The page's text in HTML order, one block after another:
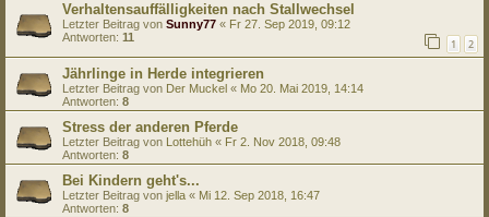
Verhaltensauffälligkeiten nach Stallwechsel
Letzter Beitrag von Sunny77 « Fr 27. Sep 2019, 09:12
Antworten: 11 1 2
Jährlinge in Herde integrieren
Letzter Beitrag von Der Muckel « Mo 20. Mai 2019, 14:14
Antworten: 8
Stress der anderen Pferde
Letzter Beitrag von Lottehüh « Fr 2. Nov 2018, 09:48
Antworten: 8
Bei Kindern geht's...
Letzter Beitrag von jella « Mi 12. Sep 2018, 16:47
Antworten: 8